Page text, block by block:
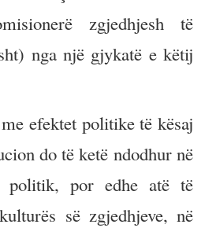
zgjedhjesh të
nga një gjykatë e këtij
efektet politike të kësaj
do të ketë ndodhur në
politik, por edhe atë të
së zgjedhjeve, në